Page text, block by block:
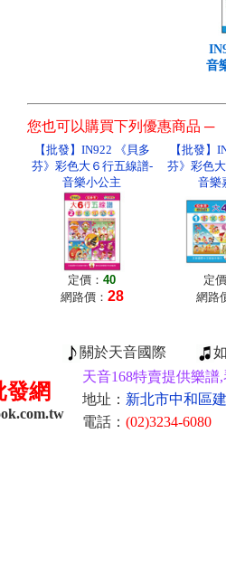
音
您也可以購買下列優惠商品 ─
【批發】IN922 《貝多
芬》彩色大６行五線譜-
音樂小公主
定價：40
網路價： 28
【批發】
芬》彩色
音樂
定
網路
關於天音國際
發網
天音168特賣提供樂
地址： 新北市中和區
電話： (02)3234-6080